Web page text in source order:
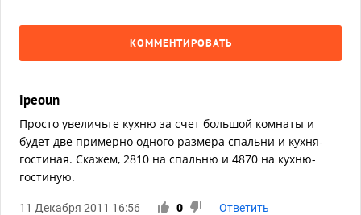
КОММЕНТИРОВАТЬ
ipeoun
Просто увеличьте кухню за счет большой комнаты и
будет две примерно одного размера спальни и кухня-
гостиная. Скажем, 2810 на спальню и 4870 на кухню-
гостиную.
11 Декабря 2011 16:56 0 Ответить